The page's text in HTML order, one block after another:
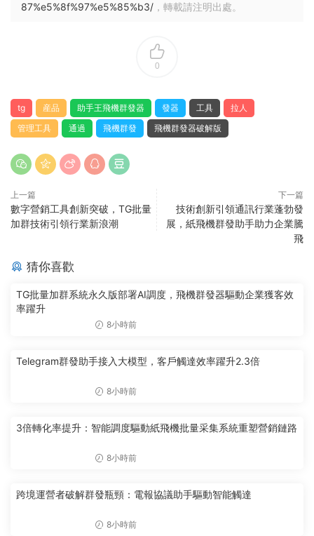
87%e5%8f%97%e5%85%b3/ ，轉載請注明出處。
0
tg 産品 助手王飛機群發器 發器 工具
拉人
管理工具
通過 飛機群發 飛機群發器破解版
上一篇
數字營銷工具創新突破，TG批量
加群技術引領行業新浪潮
下一篇
技術創新引領通訊行業蓬勃發
展，紙飛機群發助手助力企業騰
飛
猜你喜歡
TG批量加群系統永久版部署AI調度，飛機群發器驅動企業獲客效
率躍升
8小時前
Telegram群發助手接入大模型，客戶觸達效率躍升2.3倍
8小時前
3倍轉化率提升：智能調度驅動紙飛機批量采集系統重塑營銷鏈路
8小時前
跨境運營者破解群發瓶頸：電報協議助手驅動智能觸達
8小時前